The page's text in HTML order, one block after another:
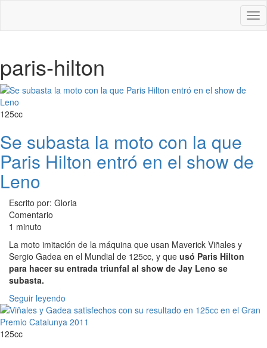
paris-hilton
125cc
Se subasta la moto con la que
Paris Hilton entró en el show de
Leno
Escrito por: Gloria
Comentario
1 minuto
La moto imitación de la máquina que usan Maverick Viñales y
Sergio Gadea en el Mundial de 125cc, y que usó Paris Hilton
para hacer su entrada triunfal al show de Jay Leno se
subasta.
Seguir leyendo
125cc